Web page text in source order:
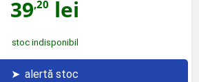
39,20 lei
stoc indisponibil
➤ alertă stoc